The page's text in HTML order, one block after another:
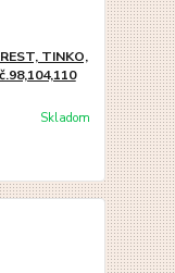
TINKO,
Skladom